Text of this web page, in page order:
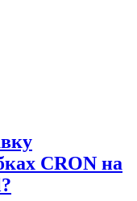
CRON на